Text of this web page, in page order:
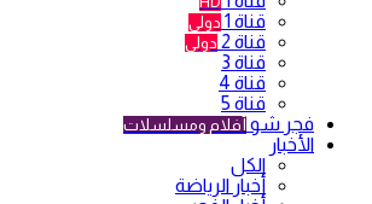
قناة 1 دولي
قناة 2 دولي
قناة 3
قناة 4
قناة 5
فجر شو أفلام ومسلسلات
الأخبار
الكل
أخبار الرياضة